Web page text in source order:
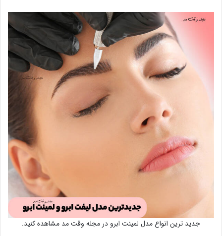
جدید ترین انواع مدل لمینت ابرو در مجله وقت مد مشاهده کنید.